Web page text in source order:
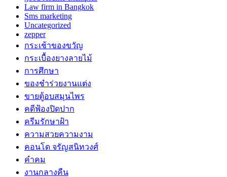
Law firm in Bangkok
Sms marketing
Uncategorized
zepper
กระเช้าของขวัญ
กระเบื้องยางลายไม้
การศึกษา
ของชำร่วยงานแต่ง
ขายตู้อบสมุนไพร
คดีฟ้องปิดปาก
ครีมรักษาฝ้า
ความสวยความงาม
คอนโด จรัญสนิทวงศ์
คำคม
งานกลางคืน